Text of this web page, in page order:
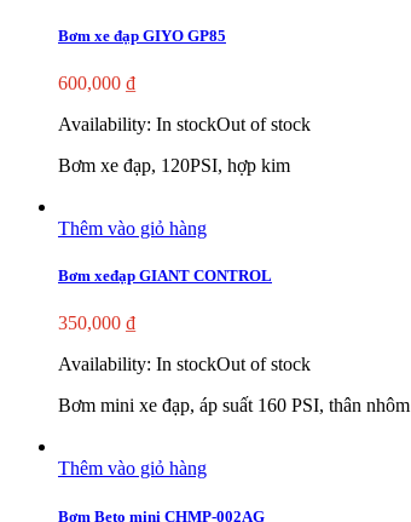
Bơm xe đạp GIYO GP85
600,000 ₫
Availability: In stockOut of stock
Bơm xe đạp, 120PSI, hợp kim
Thêm vào giỏ hàng
Bơm xeđạp GIANT CONTROL
350,000 ₫
Availability: In stockOut of stock
Bơm mini xe đạp, áp suất 160 PSI, thân nhôm
Thêm vào giỏ hàng
Bơm Beto mini CHMP-002AG